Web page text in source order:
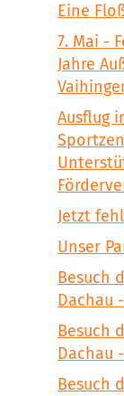
Eine
7. Mai -
Jahre
Ausflug
Jetzt
Unser
Besuch
Dachau
Besuch
Dachau
Besuch